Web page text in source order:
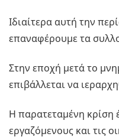
Ιδιαίτερα αυτή την
επαναφέρουμε τα
Στην εποχή μετά το
επιβάλλεται να
Η παρατεταμένη κρίση
εργαζόμενους και τις